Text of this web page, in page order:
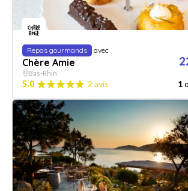
Repas gourmands avec
Chère Amie
Bas-Rhin
5.0 2 avis 1